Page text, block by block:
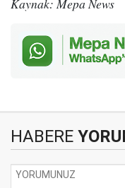
Kaynak: Mepa News
HABERE